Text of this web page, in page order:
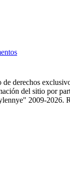
derechos
del sitio por
2009-2026.